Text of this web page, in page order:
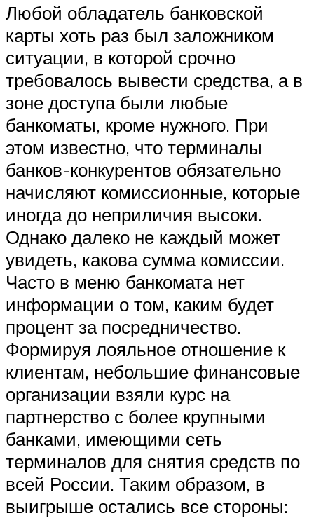
Любой обладатель банковской
карты хоть раз был заложником
ситуации, в которой срочно
требовалось вывести средства, а в
зоне доступа были любые
банкоматы, кроме нужного. При
этом известно, что терминалы
банков-конкурентов обязательно
начисляют комиссионные, которые
иногда до неприличия высоки.
Однако далеко не каждый может
увидеть, какова сумма комиссии.
Часто в меню банкомата нет
информации о том, каким будет
процент за посредничество.
Формируя лояльное отношение к
клиентам, небольшие финансовые
организации взяли курс на
партнерство с более крупными
банками, имеющими сеть
терминалов для снятия средств по
всей России. Таким образом, в
выигрыше остались все стороны: